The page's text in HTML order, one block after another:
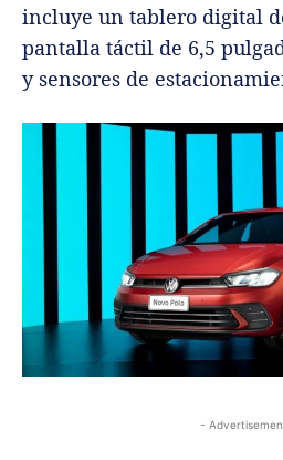
incluye un tablero digital
pantalla táctil de 6,5
y sensores de
-